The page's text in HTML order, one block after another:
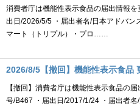
消費者庁は機能性表示食品の届出情報
出日/2026/5/5 ・届出者名/日本アドバン
マート（トリプル）・プロ……
2026/8/5【撤回】機能性表示食品
【撤回】消費者庁は機能性表示食品の
号/B467 ・届出日/2017/1/24 ・届出者名